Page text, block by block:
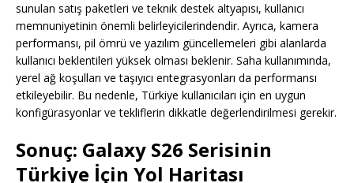
sunulan satış paketleri ve teknik destek altyapısı, kullanıcı
memnuniyetinin önemli belirleyicilerindendir. Ayrıca, kamera
performansı, pil ömrü ve yazılım güncellemeleri gibi alanlarda
kullanıcı beklentileri yüksek olması beklenir. Saha kullanımında,
yerel ağ koşulları ve taşıyıcı entegrasyonları da performansı
etkileyebilir. Bu nedenle, Türkiye kullanıcıları için en uygun
konfigürasyonlar ve tekliflerin dikkatle değerlendirilmesi gerekir.
Sonuç: Galaxy S26 Serisinin
Türkiye İçin Yol Haritası